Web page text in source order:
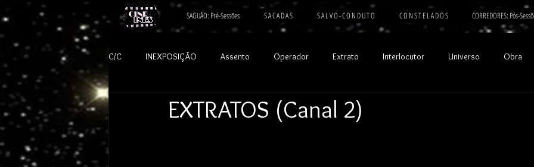
SAGUÃO: Pré-Sessões S A C A D A S S A L V O - C O N D U T O C O N S T E L A D O S CORREDORES: Pós-
C/C INEXPOSIÇÃO Assento Operador Extrato Interlocutor Universo Obra
EXTRATOS (Canal 2)